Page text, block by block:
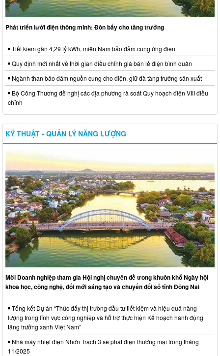
Phát triển lưới điện thông minh: Đòn bẩy cho tăng trưởng
Tiết kiệm gần 4,29 tỷ kWh, miền Nam bảo đảm cung ứng điện
Quy định mới nhất về thời gian điều chỉnh giá bán lẻ điện bình quân
Ngành than bảo đảm nguồn cung cho điện, giữ đà tăng trưởng sản xuất
Bộ Công Thương đề nghị các địa phương rà soát Quy hoạch điện VIII điều
chỉnh
KỸ THUẬT - QUẢN LÝ NĂNG LƯỢNG
Mời Doanh nghiệp tham gia Hội nghị chuyên đề trong khuôn khổ Ngày hội
khoa học, công nghệ, đổi mới sáng tạo và chuyển đổi số tỉnh Đồng Nai
Tổng kết Dự án “Thúc đẩy thị trường đầu tư tiết kiệm và hiệu quả năng
lượng trong lĩnh vực công nghiệp và hỗ trợ thực hiện Kế hoạch hành động
tăng trưởng xanh Việt Nam”
Nhà máy nhiệt điện Nhơn Trạch 3 sẽ phát điện thương mại trong tháng
11/2025